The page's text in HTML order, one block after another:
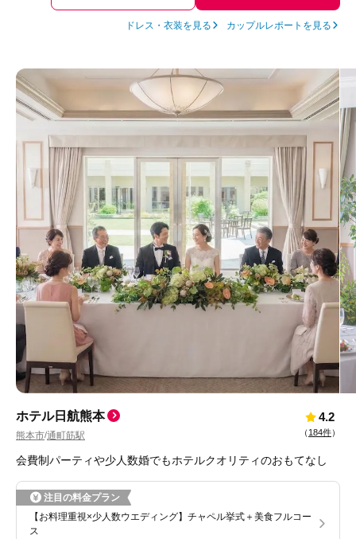
ドレス・衣装を見る カップルレポートを見る
ホテル日航熊本
熊本市/通町筋駅
4.2
（ 184件）
会費制パーティや少人数婚でもホテルクオリティのおもてなし
注目の料金プラン
【お料理重視×少人数ウエディング】チャペル挙式＋美食フルコー
ス